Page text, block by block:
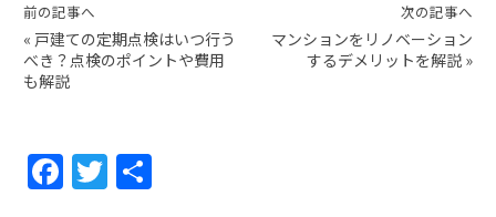
前の記事へ
« 戸建ての定期点検はいつ行う
べき？点検のポイントや費用
も解説
次の記事へ
マンションをリノベーション
するデメリットを解説 »
F T